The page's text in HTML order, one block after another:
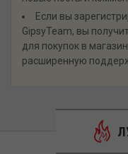
Если вы
GipsyTeam, вы
для покупок в
расширенную